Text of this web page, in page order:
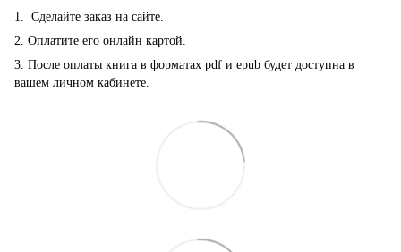
1. Сделайте заказ на сайте.
2. Оплатите его онлайн картой.
3. После оплаты книга в форматах pdf и epub будет доступна в
вашем личном кабинете.